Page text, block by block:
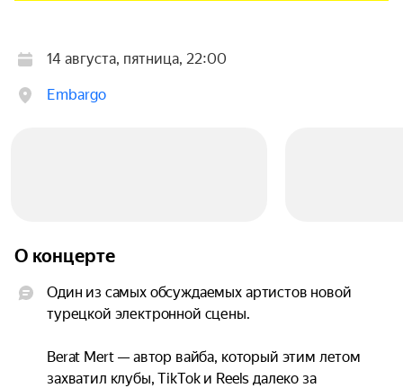
14 августа, пятница, 22:00
Embargo
О концерте
Один из самых обсуждаемых артистов новой
турецкой электронной сцены.
Berat Mert — автор вайба, который этим летом
захватил клубы, TikTok и Reels далеко за